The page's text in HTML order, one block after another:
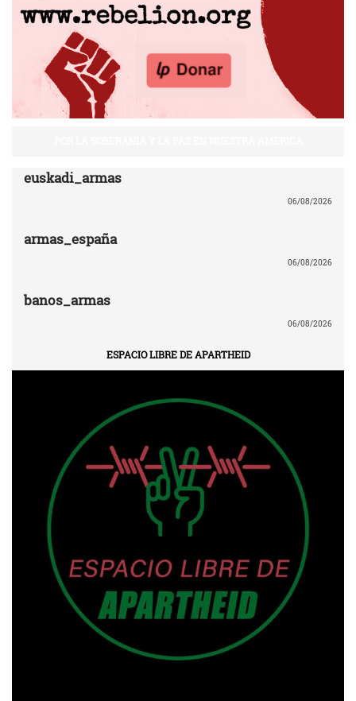
euskadi_armas
06/08/2026
armas_españa
06/08/2026
banos_armas
06/08/2026
ESPACIO LIBRE DE APARTHEID